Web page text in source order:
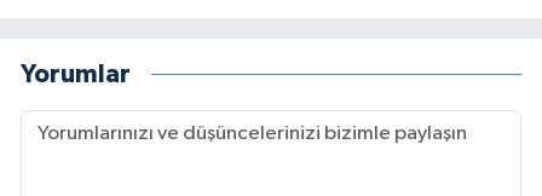
Yorumlar